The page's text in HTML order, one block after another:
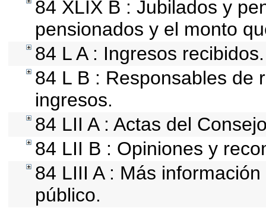
84 XLIX B : Jubilados y
pensionados y el monto
84 L A : Ingresos recibidos.
84 L B : Responsables de
ingresos.
84 LII A : Actas del
84 LII B : Opiniones y
84 LIII A : Más
público.